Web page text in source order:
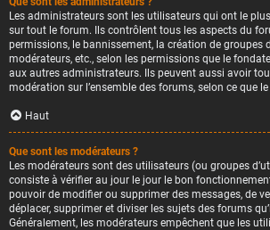
Les administrateurs sont les utilisateurs qui ont le
sur tout le forum. Ils contrôlent tous les aspects du
permissions, le bannissement, la création de groupes
modérateurs, etc., selon les permissions que le
aux autres administrateurs. Ils peuvent aussi avoir
modération sur l’ensemble des forums, selon ce que
Haut
Que sont les modérateurs ?
Les modérateurs sont des utilisateurs (ou groupes
consiste à vérifier au jour le jour le bon
pouvoir de modifier ou supprimer des messages, de
déplacer, supprimer et diviser les sujets des forums
Généralement, les modérateurs empêchent que les